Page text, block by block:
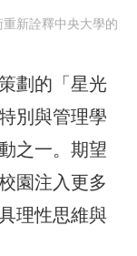
新詮釋中央大學的
劃的「星光
別與管理學
之一。期望
園注入更多
理性思維與